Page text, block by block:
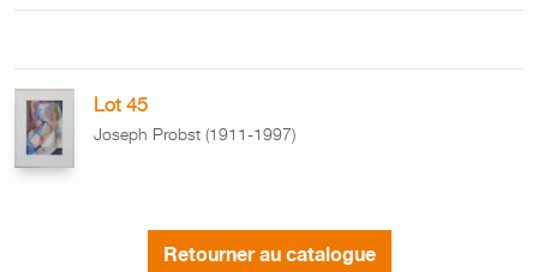
Lot 45
Joseph Probst (1911-1997)
Retourner au catalogue